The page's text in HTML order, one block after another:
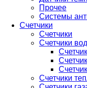
Прочее
Системы
Счетчики
Счетчики
Счетчики
Счетчики